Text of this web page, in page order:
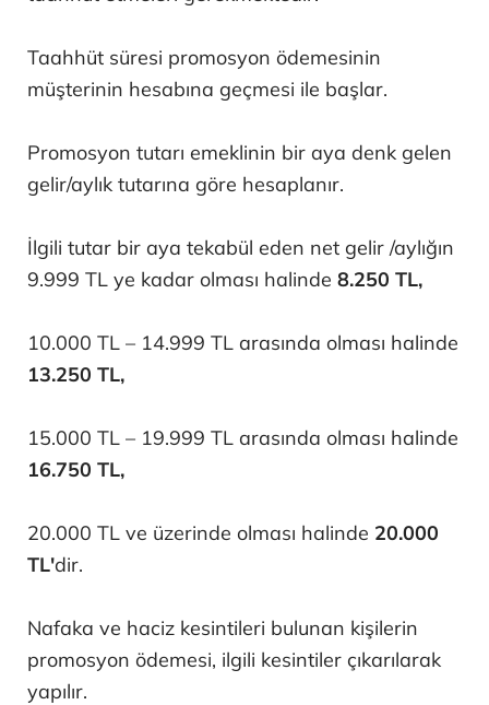
Taahhüt süresi promosyon ödemesinin
müşterinin hesabına geçmesi ile başlar.
Promosyon tutarı emeklinin bir aya denk gelen
gelir/aylık tutarına göre hesaplanır.
İlgili tutar bir aya tekabül eden net gelir /aylığın
9.999 TL ye kadar olması halinde 8.250 TL,
10.000 TL – 14.999 TL arasında olması halinde
13.250 TL,
15.000 TL – 19.999 TL arasında olması halinde
16.750 TL,
20.000 TL ve üzerinde olması halinde 20.000
TL'dir.
Nafaka ve haciz kesintileri bulunan kişilerin
promosyon ödemesi, ilgili kesintiler çıkarılarak
yapılır.